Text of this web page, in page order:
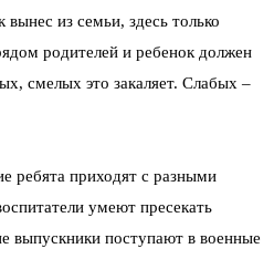
из семьи, здесь только
родителей и ребенок должен
смелых это закаляет. Слабых –
ребята приходят с разными
умеют пресекать
выпускники поступают в военные